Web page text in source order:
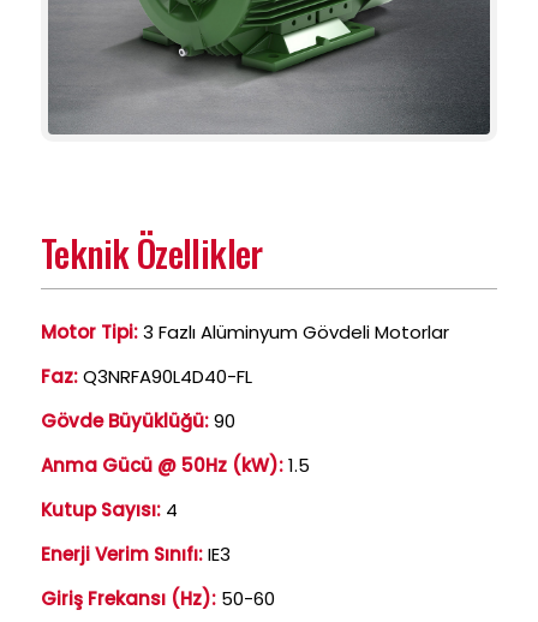
Teknik Özellikler
Motor Tipi:3 Fazlı Alüminyum Gövdeli Motorlar
Faz:Q3NRFA90L4D40-FL
Gövde Büyüklüğü:90
Anma Gücü @ 50Hz (kW):1.5
Kutup Sayısı: 4
Enerji Verim Sınıfı:IE3
Giriş Frekansı (Hz): 50-60